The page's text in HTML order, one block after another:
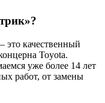
это качественный
Toyota.
уже более 14 лет
работ, от замены